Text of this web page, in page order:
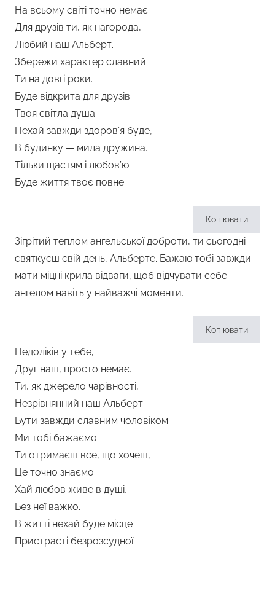
На всьому світі точно немає.
Для друзів ти, як нагорода,
Любий наш Альберт.
Збережи характер славний
Ти на довгі роки.
Буде відкрита для друзів
Твоя світла душа.
Нехай завжди здоров’я буде,
В будинку — мила дружина.
Тільки щастям і любов’ю
Буде життя твоє повне.
Копіювати
Зігрітий теплом ангельської доброти, ти сьогодні
святкуєш свій день, Альберте. Бажаю тобі завжди
мати міцні крила відваги, щоб відчувати себе
ангелом навіть у найважчі моменти.
Копіювати
Недоліків у тебе,
Друг наш, просто немає.
Ти, як джерело чарівності,
Незрівнянний наш Альберт.
Бути завжди славним чоловіком
Ми тобі бажаємо.
Ти отримаєш все, що хочеш,
Це точно знаємо.
Хай любов живе в душі,
Без неї важко.
В житті нехай буде місце
Пристрасті безрозсудної.